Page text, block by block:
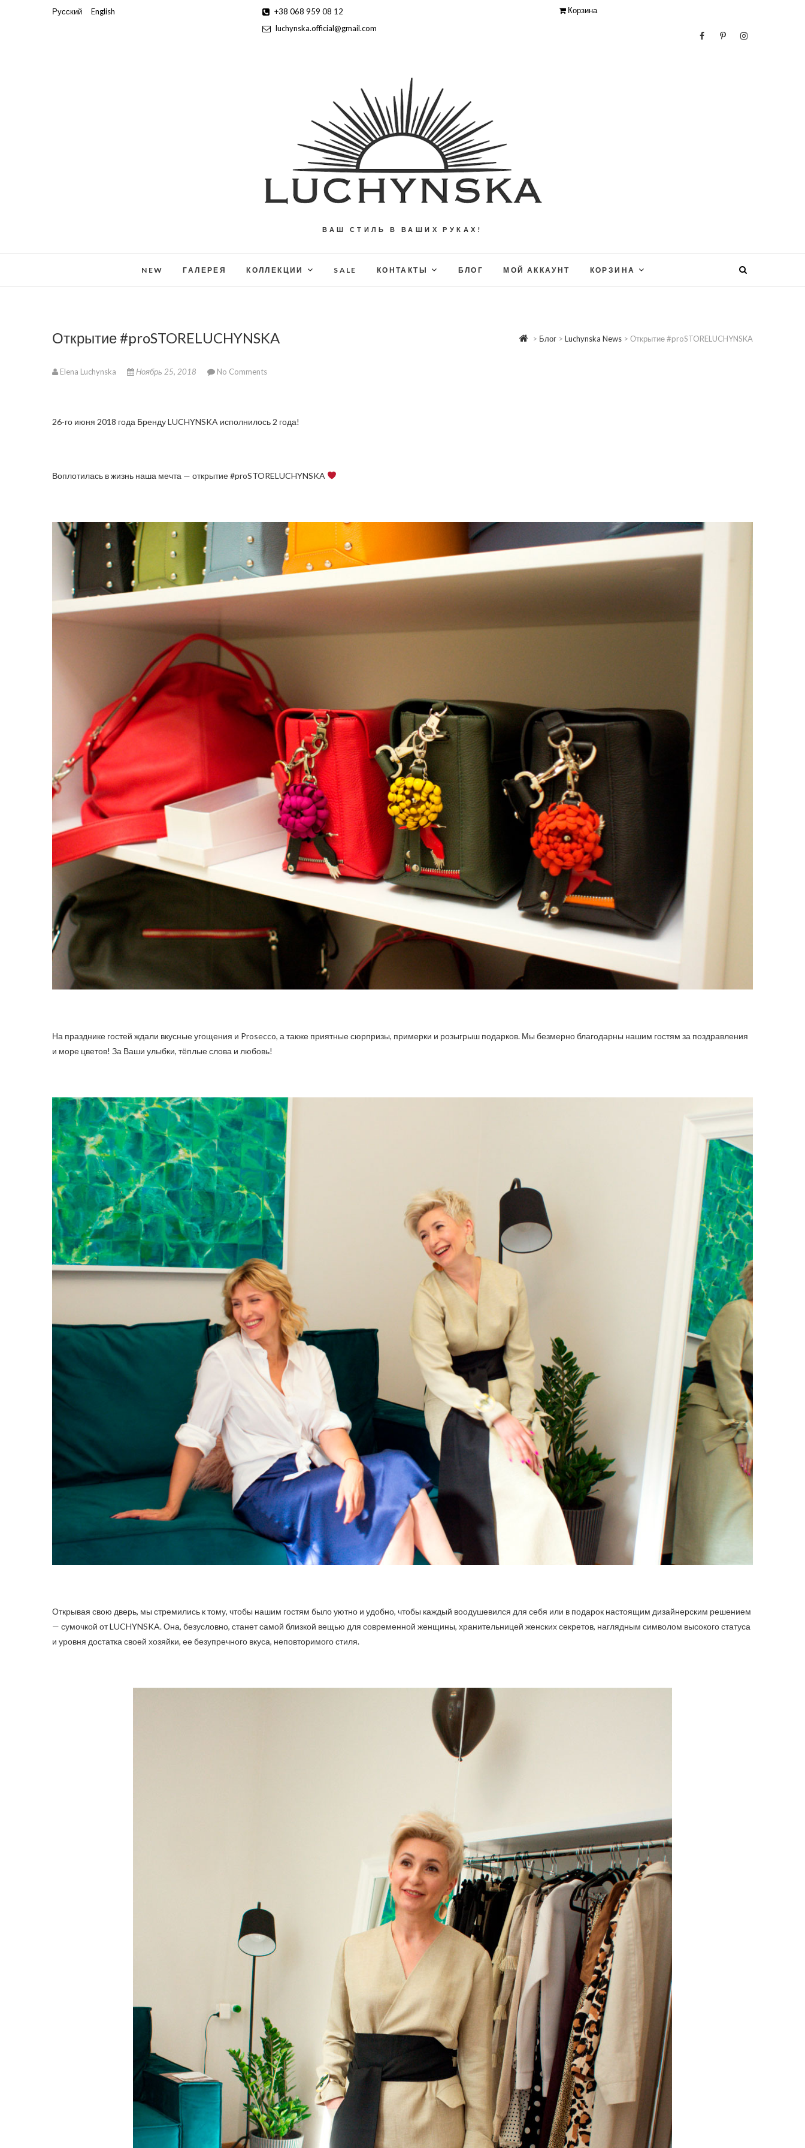
Русский English
+38 068 959 08 12
luchynska.official@gmail.com
Корзина
ВАШ СТИЛЬ В ВАШИХ РУКАХ!
NEW ГАЛЕРЕЯ КОЛЛЕКЦИИ SALE КОНТАКТЫ БЛОГ МОЙ АККАУНТ КОРЗИНА
Открытие #proSTORELUCHYNSKA > Блог > Luchynska News > Открытие #proSTORELUCHYNSKA
Elena Luchynska Ноябрь 25, 2018 No Comments
26-го июня 2018 года Бренду LUCHYNSKA исполнилось 2 года!
Воплотилась в жизнь наша мечта — открытие #proSTORELUCHYNSKA
На празднике гостей ждали вкусные угощения и Prosecco, а также приятные сюрпризы, примерки и розыгрыш подарков. Мы безмерно благодарны нашим гостям за поздравления
и море цветов! За Ваши улыбки, тёплые слова и любовь!
Открывая свою дверь, мы стремились к тому, чтобы нашим гостям было уютно и удобно, чтобы каждый воодушевился для себя или в подарок настоящим дизайнерским решением
— сумочкой от LUCHYNSKA. Она, безусловно, станет самой близкой вещью для современной женщины, хранительницей женских секретов, наглядным символом высокого статуса
и уровня достатка своей хозяйки, ее безупречного вкуса, неповторимого стиля.